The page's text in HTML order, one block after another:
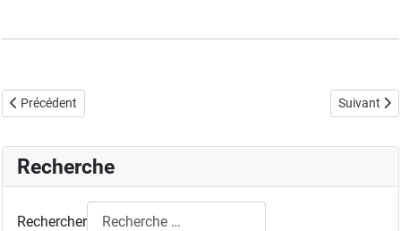
Article précédent : Les Assemblées Générales
Précédent Article
Suivant
Recherche
Rechercher